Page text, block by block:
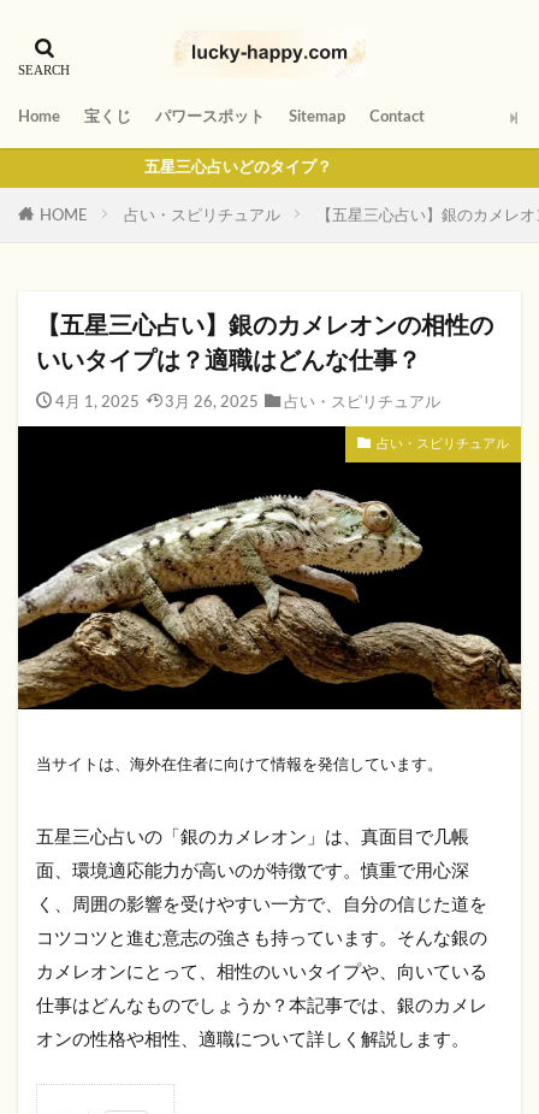
Home 宝くじ パワースポット Sitemap Contact
五星三心占いどのタイプ？
HOME 占い・スピリチュアル 【五星三心占い】銀のカメレ
【五星三心占い】銀のカメレオンの相性の
いいタイプは？適職はどんな仕事？
4月 1, 2025 3月 26, 2025 占い・スピリチュアル
占い・スピリチュアル
当サイトは、海外在住者に向けて情報を発信しています。
五星三心占いの「銀のカメレオン」は、真面目で几帳
面、環境適応能力が高いのが特徴です。慎重で用心深
く、周囲の影響を受けやすい一方で、自分の信じた道を
コツコツと進む意志の強さも持っています。そんな銀の
カメレオンにとって、相性のいいタイプや、向いている
仕事はどんなものでしょうか？本記事では、銀のカメレ
オンの性格や相性、適職について詳しく解説します。